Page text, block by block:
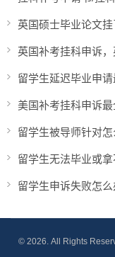
英国硕士毕业论文挂
留学生延迟毕业申
美国补考挂科申诉
留学生被导师针对怎
留学生无法毕业或拿
留学生申诉失败怎么
© 2026. All Rights